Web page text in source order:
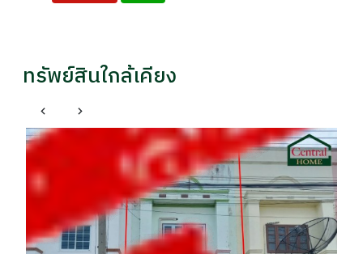
ทรัพย์สินใกล้เคียง
ทาวน์เฮ้าส์ บ้านชมฟ้า - วรางกูล รังสิตคลอง 2 ต่อเติมเต็ม
฿ 2,100,000
ก้อง / 095xxxxx18